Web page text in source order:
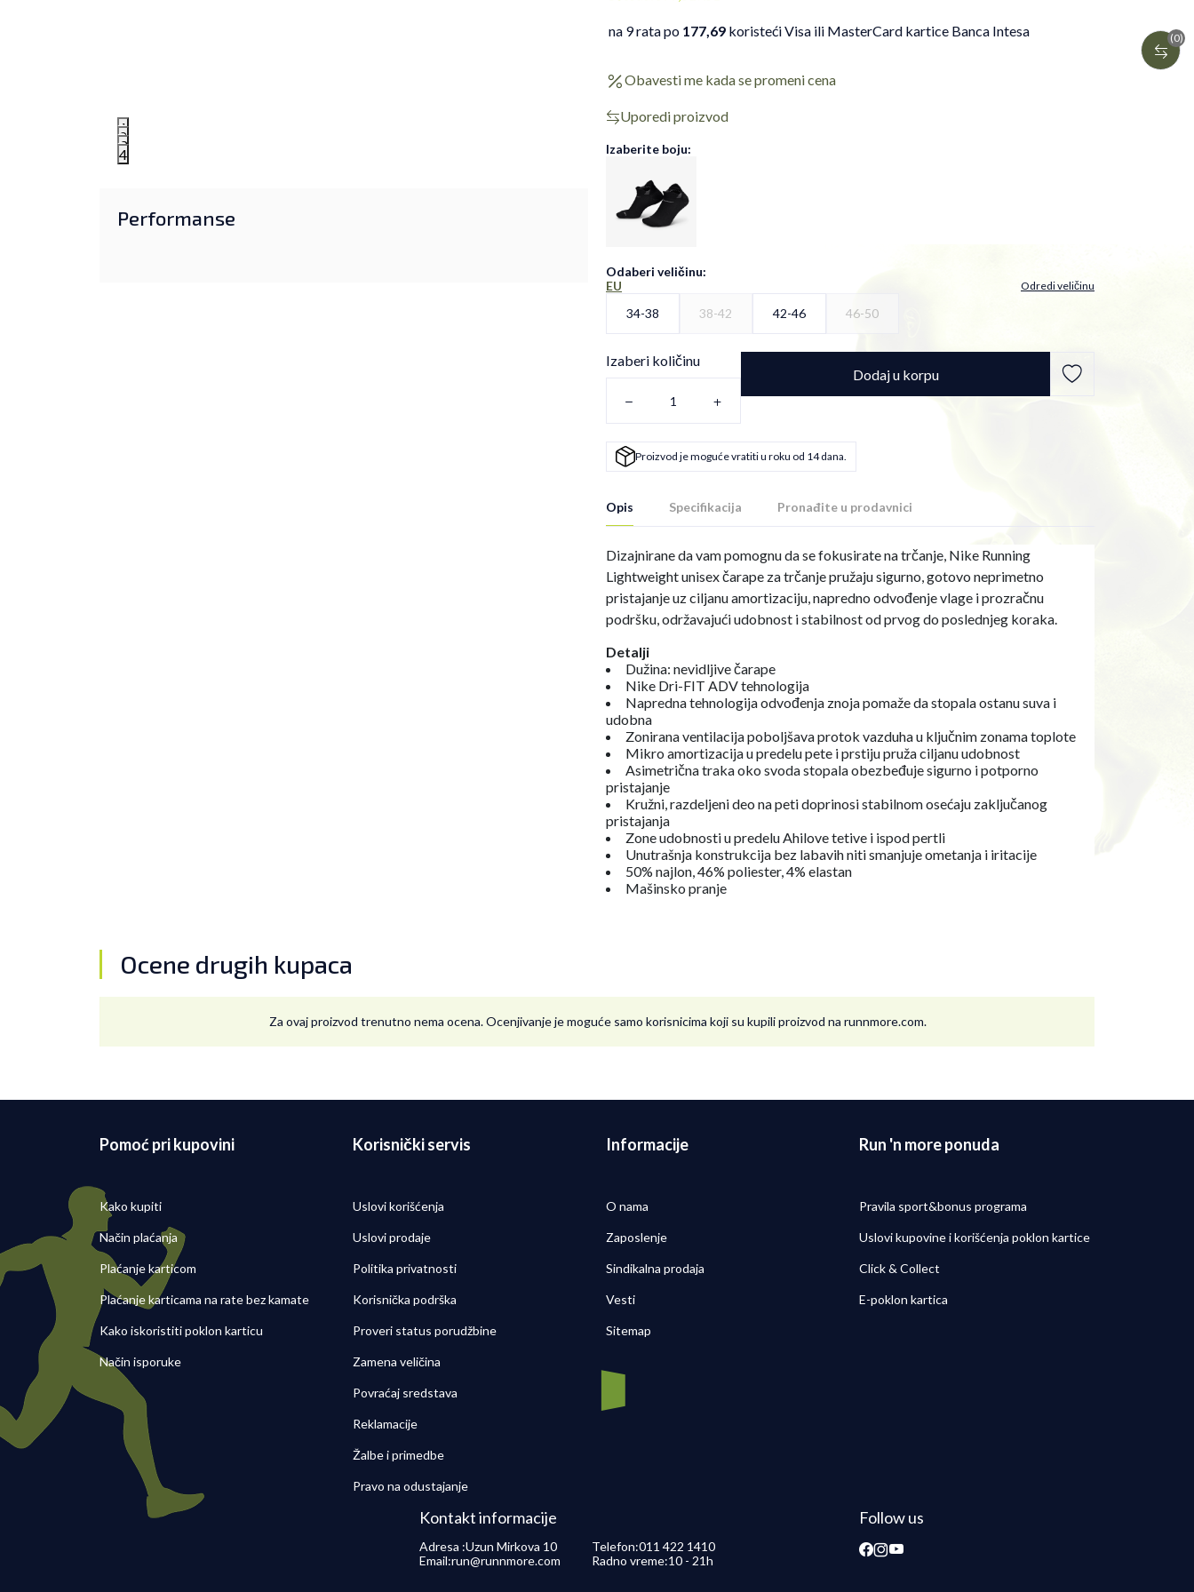
(0)
1
2
3
4
Performanse
na 9 rata po 177,69 koristeći Visa ili MasterCard kartice Banca Intesa
Obavesti me kada se promeni cena
Uporedi proizvod
Izaberite boju:
Odaberi veličinu:
EU
Odredi veličinu
34-38 38-42 42-46 46-50
Izaberi količinu
Dodaj u korpu
Proizvod je moguće vratiti u roku od 14 dana.
Opis Specifikacija Pronađite u prodavnici
Dizajnirane da vam pomognu da se fokusirate na trčanje, Nike Running
Lightweight unisex čarape za trčanje pružaju sigurno, gotovo neprimetno
pristajanje uz ciljanu amortizaciju, napredno odvođenje vlage i prozračnu
podršku, održavajući udobnost i stabilnost od prvog do poslednjeg koraka.
Detalji
Dužina: nevidljive čarape
Nike Dri-FIT ADV tehnologija
Napredna tehnologija odvođenja znoja pomaže da stopala ostanu suva i
udobna
Zonirana ventilacija poboljšava protok vazduha u ključnim zonama toplote
Mikro amortizacija u predelu pete i prstiju pruža ciljanu udobnost
Asimetrična traka oko svoda stopala obezbeđuje sigurno i potporno
pristajanje
Kružni, razdeljeni deo na peti doprinosi stabilnom osećaju zaključanog
pristajanja
Zone udobnosti u predelu Ahilove tetive i ispod pertli
Unutrašnja konstrukcija bez labavih niti smanjuje ometanja i iritacije
50% najlon, 46% poliester, 4% elastan
Mašinsko pranje
Ocene drugih kupaca
Za ovaj proizvod trenutno nema ocena. Ocenjivanje je moguće samo korisnicima koji su kupili proizvod na runnmore.com.
Pomoć pri kupovini
Kako kupiti
Način plaćanja
Plaćanje karticom
Plaćanje karticama na rate bez kamate
Kako iskoristiti poklon karticu
Način isporuke
Korisnički servis
Uslovi korišćenja
Uslovi prodaje
Politika privatnosti
Korisnička podrška
Proveri status porudžbine
Zamena veličina
Povraćaj sredstava
Reklamacije
Žalbe i primedbe
Pravo na odustajanje
Informacije
O nama
Zaposlenje
Sindikalna prodaja
Vesti
Sitemap
Run 'n more ponuda
Pravila sport&bonus programa
Uslovi kupovine i korišćenja poklon kartice
Click & Collect
E-poklon kartica
Kontakt informacije
Adresa :Uzun Mirkova 10 Telefon:011 422 1410
Email:run@runnmore.com Radno vreme:10 - 21h
Follow us